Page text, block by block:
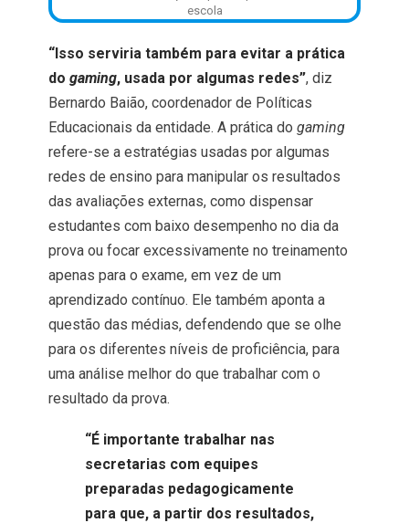
escola
“Isso serviria também para evitar a prática
do gaming, usada por algumas redes”, diz
Bernardo Baião, coordenador de Políticas
Educacionais da entidade. A prática do gaming
refere-se a estratégias usadas por algumas
redes de ensino para manipular os resultados
das avaliações externas, como dispensar
estudantes com baixo desempenho no dia da
prova ou focar excessivamente no treinamento
apenas para o exame, em vez de um
aprendizado contínuo. Ele também aponta a
questão das médias, defendendo que se olhe
para os diferentes níveis de proficiência, para
uma análise melhor do que trabalhar com o
resultado da prova.
“É importante trabalhar nas
secretarias com equipes
preparadas pedagogicamente
para que, a partir dos resultados,